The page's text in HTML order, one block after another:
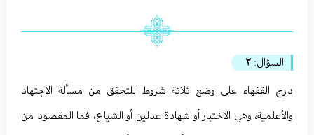
السؤال: ٢
درج الفقهاء على وضع ثلاثة شروط للتحقق من مسألة الاجتهاد
والأعلمية، وهي الاختبار أو شهادة عدلين أو الشياع، فما المقصود من